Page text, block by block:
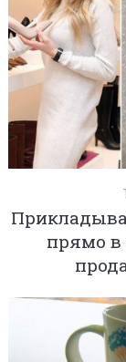
прямо в